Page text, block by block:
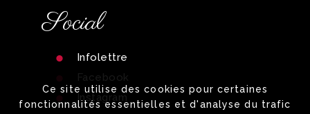
Ce site utilise des cookies pour certaines
fonctionnalités essentielles et d'analyse du trafic
Social
Infolettre
Facebook
Instagram